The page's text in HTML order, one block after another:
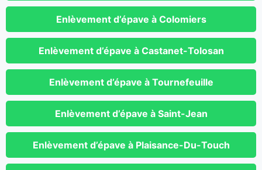
Enlèvement d’épave à Colomiers
Enlèvement d’épave à Castanet-Tolosan
Enlèvement d’épave à Tournefeuille
Enlèvement d’épave à Saint-Jean
Enlèvement d’épave à Plaisance-Du-Touch